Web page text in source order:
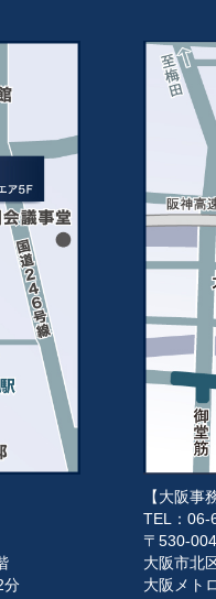
分
【大阪事
TEL：06-
〒530-
大阪市北
大阪メト